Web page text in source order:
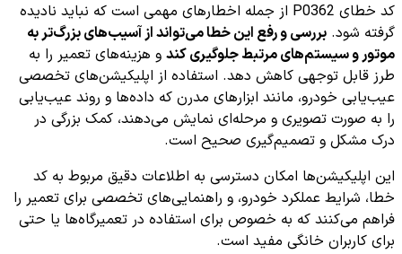
کد خطای P0362 از جمله اخطارهای مهمی است که نباید نادیده
گرفته شود. بررسی و رفع این خطا می‌تواند از آسیب‌های بزرگ‌تر به
موتور و سیستم‌های مرتبط جلوگیری کند و هزینه‌های تعمیر را به
طرز قابل توجهی کاهش دهد. استفاده از اپلیکیشن‌های تخصصی
عیب‌یابی خودرو، مانند ابزارهای مدرن که داده‌ها و روند عیب‌یابی
را به صورت تصویری و مرحله‌ای نمایش می‌دهند، کمک بزرگی در
درک مشکل و تصمیم‌گیری صحیح است.
این اپلیکیشن‌ها امکان دسترسی به اطلاعات دقیق مربوط به کد
خطا، شرایط عملکرد خودرو، و راهنمایی‌های تخصصی برای تعمیر را
فراهم می‌کنند که به خصوص برای استفاده در تعمیرگاه‌ها یا حتی
برای کاربران خانگی مفید است.